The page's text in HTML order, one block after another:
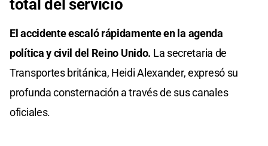
total del servicio
El accidente escaló rápidamente en la agenda
política y civil del Reino Unido. La secretaria de
Transportes británica, Heidi Alexander, expresó su
profunda consternación a través de sus canales
oficiales.